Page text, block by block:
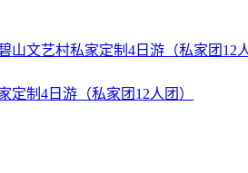
制4日游（私家团12人团）